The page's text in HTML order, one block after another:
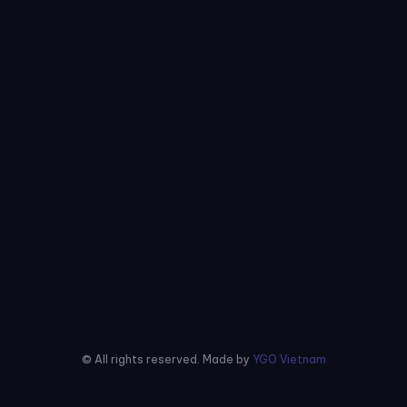
© All rights reserved. Made by YGO Vietnam